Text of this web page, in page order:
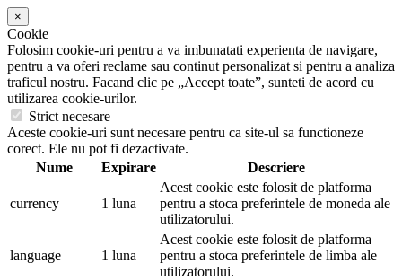
×
Cookie
Folosim cookie-uri pentru a va imbunatati experienta de navigare,
pentru a va oferi reclame sau continut personalizat si pentru a analiza
traficul nostru. Facand clic pe „Accept toate”, sunteti de acord cu
utilizarea cookie-urilor.
Strict necesare
Aceste cookie-uri sunt necesare pentru ca site-ul sa functioneze
corect. Ele nu pot fi dezactivate.
Nume
Expirare Descriere
currency 1 luna
Acest cookie este folosit de platforma
pentru a stoca preferintele de moneda ale
utilizatorului.
language 1 luna
Acest cookie este folosit de platforma
pentru a stoca preferintele de limba ale
utilizatorului.